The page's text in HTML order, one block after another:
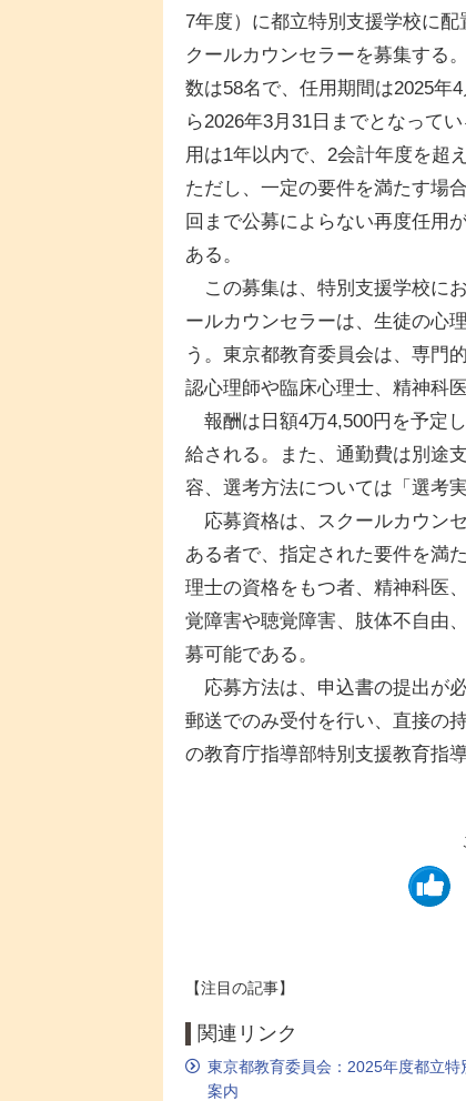
7年度）に都立特別支援学校に配
クールカウンセラーを募集する
数は58名で、任用期間は2025年
ら2026年3月31日までとなって
用は1年以内で、2会計年度を超え
ただし、一定の要件を満たす場
回まで公募によらない再度任用
ある。
この募集は、特別支援学校に
ールカウンセラーは、生徒の心
う。東京都教育委員会は、専門
認心理師や臨床心理士、精神科
報酬は日額4万4,500円を予定
給される。また、通勤費は別途
容、選考方法については「選考
応募資格は、スクールカウン
ある者で、指定された要件を満
理士の資格をもつ者、精神科医
覚障害や聴覚障害、肢体不自由
募可能である。
応募方法は、申込書の提出が
郵送でのみ受付を行い、直接の
の教育庁指導部特別支援教育指導
【注目の記事】
関連リンク
東京都教育委員会：2025年度都立
案内